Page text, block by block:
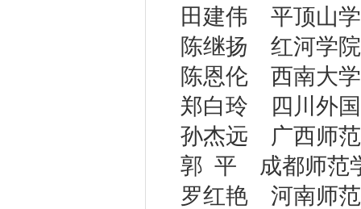
田建伟 平顶山
陈继扬 红河学院
陈恩伦 西南大学
郑白玲 四川外国
孙杰远 广西师范
郭 平 成都师范
罗红艳 河南师范